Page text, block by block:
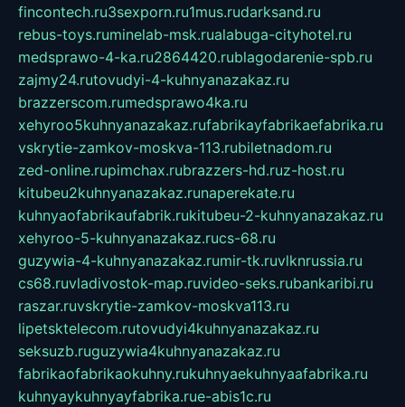
fincontech.ru3sexporn.ru1mus.rudarksand.ru
rebus-toys.ruminelab-msk.rualabuga-cityhotel.ru
medsprawo-4-ka.ru2864420.rublagodarenie-spb.ru
zajmy24.rutovudyi-4-kuhnyanazakaz.ru
brazzerscom.rumedsprawo4ka.ru
xehyroo5kuhnyanazakaz.rufabrikayfabrikaefabrika.ru
vskrytie-zamkov-moskva-113.rubiletnadom.ru
zed-online.rupimchax.rubrazzers-hd.ruz-host.ru
kitubeu2kuhnyanazakaz.runaperekate.ru
kuhnyaofabrikaufabrik.rukitubeu-2-kuhnyanazakaz.ru
xehyroo-5-kuhnyanazakaz.rucs-68.ru
guzywia-4-kuhnyanazakaz.rumir-tk.ruvlknrussia.ru
cs68.ruvladivostok-map.ruvideo-seks.rubankaribi.ru
raszar.ruvskrytie-zamkov-moskva113.ru
lipetsktelecom.rutovudyi4kuhnyanazakaz.ru
seksuzb.ruguzywia4kuhnyanazakaz.ru
fabrikaofabrikaokuhny.rukuhnyaekuhnyaafabrika.ru
kuhnyaykuhnyayfabrika.rue-abis1c.ru